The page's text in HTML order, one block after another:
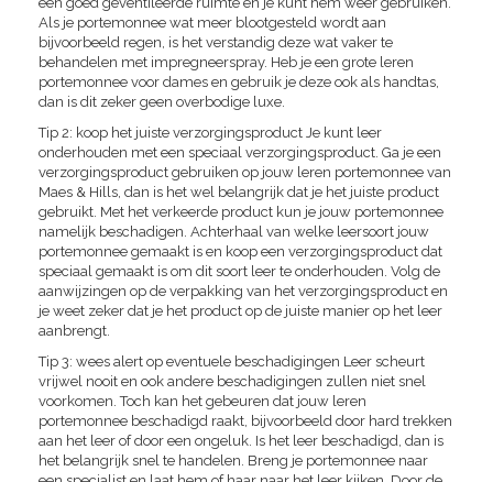
Als je portemonnee wat meer blootgesteld wordt aan
bijvoorbeeld regen, is het verstandig deze wat vaker te
behandelen met impregneerspray. Heb je een grote leren
portemonnee voor dames en gebruik je deze ook als handtas,
dan is dit zeker geen overbodige luxe.
Tip 2: koop het juiste verzorgingsproduct Je kunt leer
onderhouden met een speciaal verzorgingsproduct. Ga je een
verzorgingsproduct gebruiken op jouw leren portemonnee van
Maes & Hills, dan is het wel belangrijk dat je het juiste product
gebruikt. Met het verkeerde product kun je jouw portemonnee
namelijk beschadigen. Achterhaal van welke leersoort jouw
portemonnee gemaakt is en koop een verzorgingsproduct dat
speciaal gemaakt is om dit soort leer te onderhouden. Volg de
aanwijzingen op de verpakking van het verzorgingsproduct en
je weet zeker dat je het product op de juiste manier op het leer
aanbrengt.
Tip 3: wees alert op eventuele beschadigingen Leer scheurt
vrijwel nooit en ook andere beschadigingen zullen niet snel
voorkomen. Toch kan het gebeuren dat jouw leren
portemonnee beschadigd raakt, bijvoorbeeld door hard trekken
aan het leer of door een ongeluk. Is het leer beschadigd, dan is
het belangrijk snel te handelen. Breng je portemonnee naar